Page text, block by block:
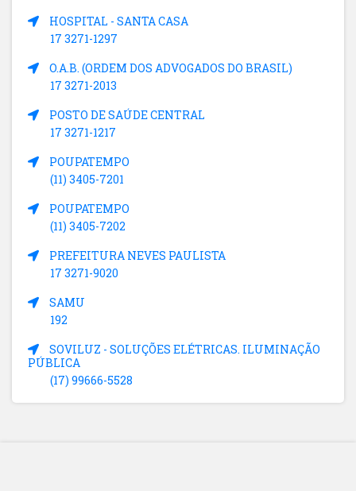
HOSPITAL - SANTA CASA
17 3271-1297
O.A.B. (ORDEM DOS ADVOGADOS DO BRASIL)
17 3271-2013
POSTO DE SAÚDE CENTRAL
17 3271-1217
POUPATEMPO
(11) 3405-7201
POUPATEMPO
(11) 3405-7202
PREFEITURA NEVES PAULISTA
17 3271-9020
SAMU
192
SOVILUZ - SOLUÇÕES ELÉTRICAS. ILUMINAÇÃO
PÚBLICA
(17) 99666-5528